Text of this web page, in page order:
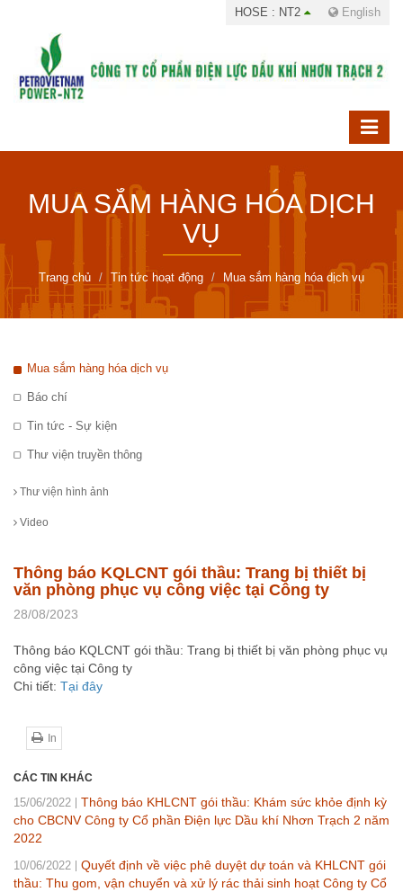
HOSE : NT2 English
MUA SẮM HÀNG HÓA DỊCH
VỤ
Trang chủ Tin tức hoạt động Mua sắm hàng hóa dịch vụ
Mua sắm hàng hóa dịch vụ
Báo chí
Tin tức - Sự kiện
Thư viện truyền thông
Thư viện hình ảnh
Video
Thông báo KQLCNT gói thầu: Trang bị thiết bị
văn phòng phục vụ công việc tại Công ty
28/08/2023
Thông báo KQLCNT gói thầu: Trang bị thiết bị văn phòng phục vụ
công việc tại Công ty
Chi tiết: Tại đây
In
CÁC TIN KHÁC
15/06/2022
Thông báo KHLCNT gói thầu: Khám sức khỏe định kỳ
cho CBCNV Công ty Cổ phần Điện lực Dầu khí Nhơn Trạch 2 năm
2022
10/06/2022
Quyết định về việc phê duyệt dự toán và KHLCNT gói
thầu: Thu gom, vận chuyển và xử lý rác thải sinh hoạt Công ty Cổ